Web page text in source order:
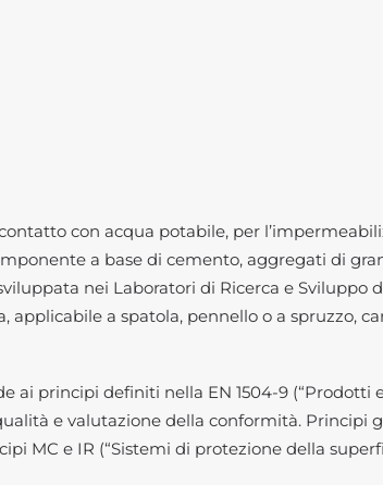
con acqua potabile, per
a base di cemento, aggregati di
nei Laboratori di Ricerca e Sviluppo
applicabile a spatola, pennello o a spruzzo,
principi definiti nella EN 1504-9 (“Prodotti
e valutazione della conformità. Principi
MC e IR (“Sistemi di protezione della